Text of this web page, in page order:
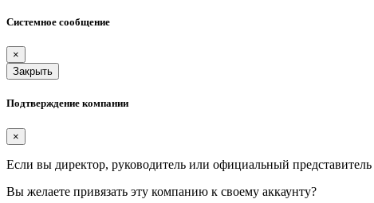
Системное сообщение
×
Закрыть
Подтверждение компании
×
Если вы директор, руководитель или официальный
Вы желаете привязать эту компанию к своему аккаунту?